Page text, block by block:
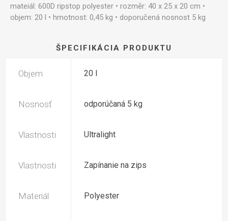
mateiál: 600D ripstop polyester • rozměr: 40 x 25 x 20 cm •
objem: 20 l • hmotnost: 0,45 kg • doporučená nosnost 5 kg
ŠPECIFIKÁCIA PRODUKTU
Objem 20 l
Nosnosť odporúčaná 5 kg
Vlastnosti Ultralight
Vlastnosti Zapínanie na zips
Materiál Polyester